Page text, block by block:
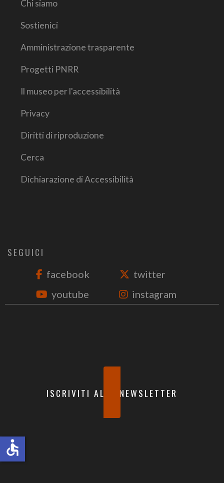
Chi siamo
Sostienici
Amministrazione trasparente
Progetti PNRR
Il museo per l'accessibilità
Privacy
Diritti di riproduzione
Cerca
Dichiarazione di Accessibilità
SEGUICI
facebook
twitter
youtube
instagram
ISCRIVITI ALLA NEWSLETTER
accessible